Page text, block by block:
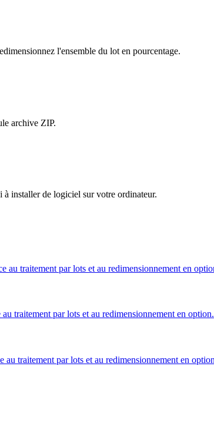
l'ensemble du lot en pourcentage.
archive ZIP.
à installer de logiciel sur votre ordinateur.
au traitement par lots et au redimensionnement en
traitement par lots et au redimensionnement en option.
traitement par lots et au redimensionnement en